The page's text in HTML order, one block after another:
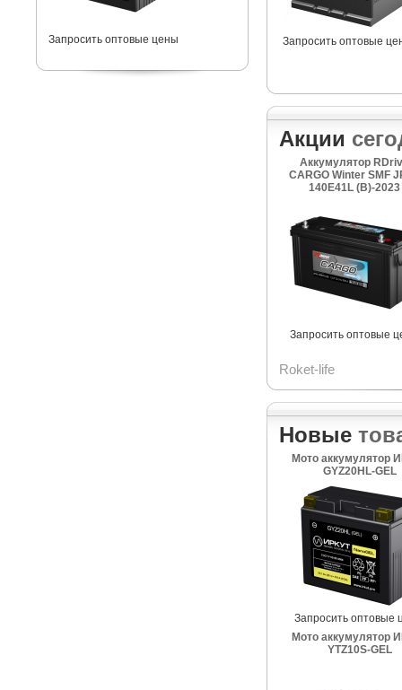
Запросить оптовые цены Запросить оптовые
Акции
Аккумулятор
CARGO Winter SMF
140E41L (B)-2023
Запросить оптовые
Roket-life
Новые
Мото аккумулятор
GYZ20HL-GEL
Запросить оптовые
Мото аккумулятор
YTZ10S-GEL